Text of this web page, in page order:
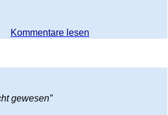
Kommentare lesen
gewesen”